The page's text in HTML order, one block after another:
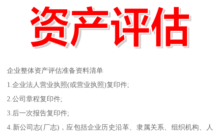
企业整体资产评估准备资料清单
1.企业法人营业执照(或营业执照)复印件;
2.公司章程复印件;
3.后一次报告复印件;
4.新公司志(厂志)，应包括企业历史沿革、隶属关系、组织机构、人